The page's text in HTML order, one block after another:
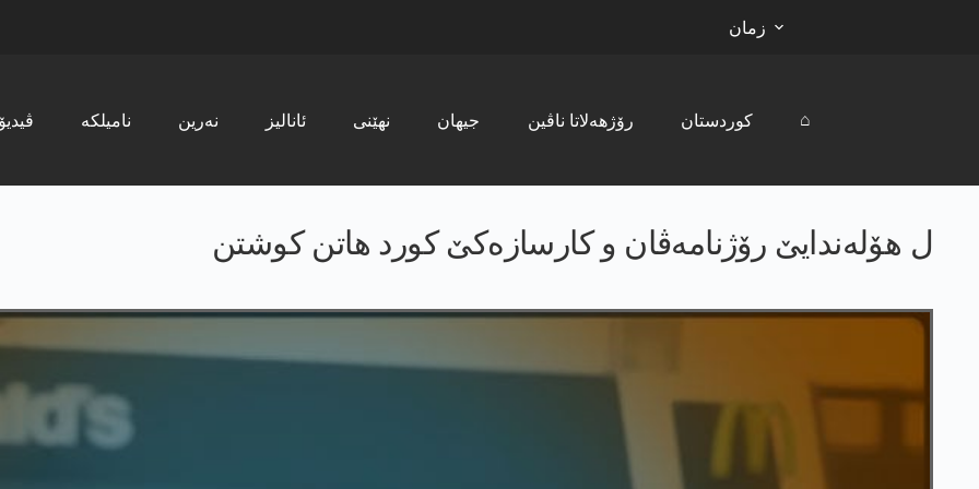
زمان
ڤیدیۆ نامیلکە نەرین ئانالیز نھێنی جیھان رۆژھەلاتا ناڤین کوردستان ⌂
ل هۆله‌ندایێ رۆژنامەڤان و کارسازەکێ کورد هاتن کوشتن